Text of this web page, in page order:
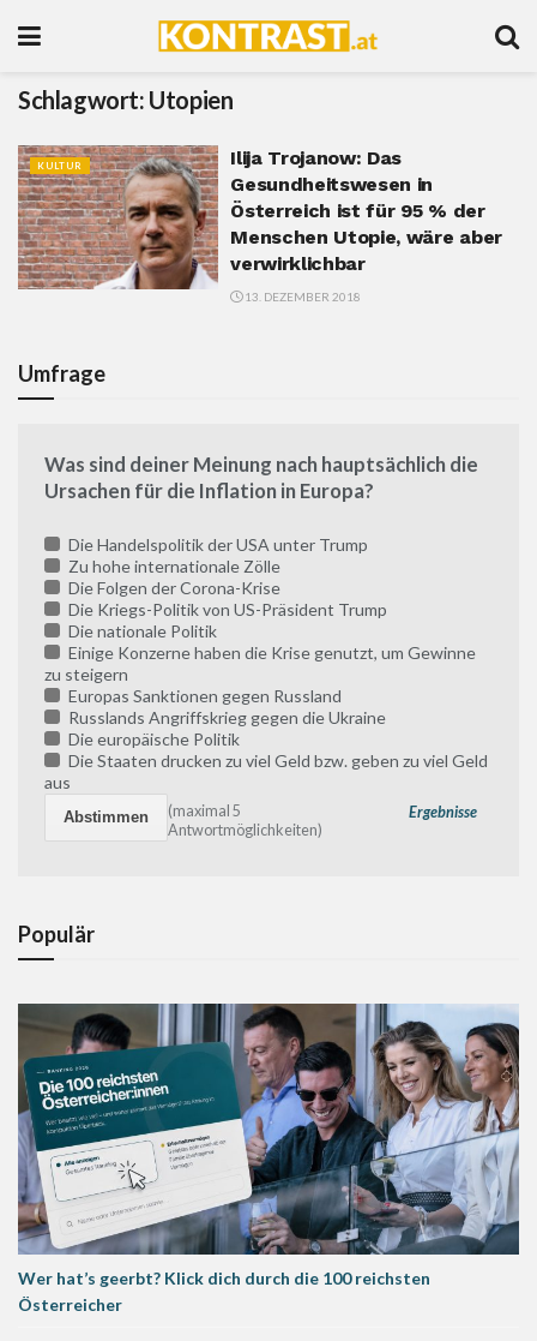
Schlagwort: Utopien
KULTUR
Ilija Trojanow: Das
Gesundheitswesen in
Österreich ist für 95 % der
Menschen Utopie, wäre aber
verwirklichbar
13. DEZEMBER 2018
Umfrage
Was sind deiner Meinung nach hauptsächlich die
Ursachen für die Inflation in Europa?
Die Handelspolitik der USA unter Trump
Zu hohe internationale Zölle
Die Folgen der Corona-Krise
Die Kriegs-Politik von US-Präsident Trump
Die nationale Politik
Einige Konzerne haben die Krise genutzt, um Gewinne
zu steigern
Europas Sanktionen gegen Russland
Russlands Angriffskrieg gegen die Ukraine
Die europäische Politik
Die Staaten drucken zu viel Geld bzw. geben zu viel Geld
aus
Ergebnisse
(maximal 5
Antwortmöglichkeiten)
Populär
Wer hat’s geerbt? Klick dich durch die 100 reichsten
Österreicher